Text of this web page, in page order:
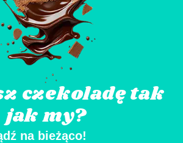
czekoladę tak
jak my?
na bieżąco!